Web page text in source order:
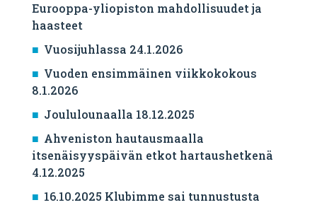
Eurooppa-yliopiston mahdollisuudet ja
haasteet
Vuosijuhlassa 24.1.2026
Vuoden ensimmäinen viikkokokous
8.1.2026
Joululounaalla 18.12.2025
Ahveniston hautausmaalla
itsenäisyyspäivän etkot hartaushetkenä
4.12.2025
16.10.2025 Klubimme sai tunnustusta